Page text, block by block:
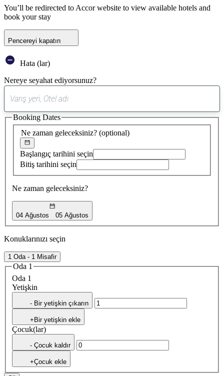
You’ll be redirected to Accor website to view available hotels and
book your stay
Pencereyi kapatın
Hata (lar)
Nereye seyahat ediyorsunuz?
öneri
bulundu
Ne zaman geleceksiniz? (optional)
Başlangıç tarihini seçin
Bitiş tarihini seçin
Ne zaman geleceksiniz?
04 Ağustos 05 Ağustos
Booking Dates
Konuklarınızı seçin
1 Oda - 1 Misafir
Oda 1
Oda 1
Yetişkin
- Bir yetişkin çıkarın
+Bir yetişkin ekle
Çocuk(lar)
- Çocuk kaldır
+Çocuk ekle